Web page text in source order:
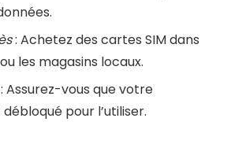
: Achetez des cartes SIM dans
les magasins locaux.
Assurez-vous que votre
pour l’utiliser.